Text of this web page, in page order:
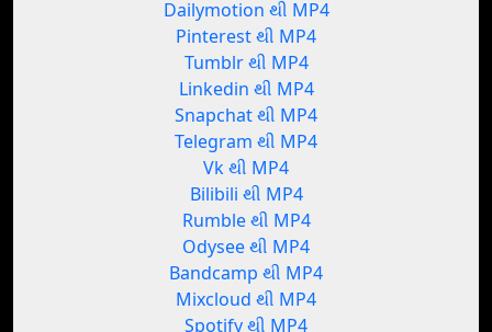
Dailymotion થી MP4
Pinterest થી MP4
Tumblr થી MP4
Linkedin થી MP4
Snapchat થી MP4
Telegram થી MP4
Vk થી MP4
Bilibili થી MP4
Rumble થી MP4
Odysee થી MP4
Bandcamp થી MP4
Mixcloud થી MP4
Spotify થી MP4